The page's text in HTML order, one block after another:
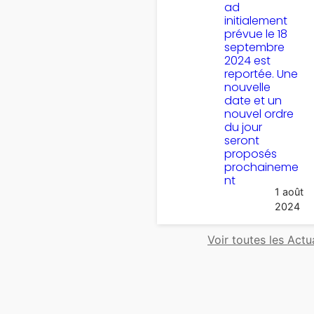
ad
initialement
prévue le 18
septembre
2024 est
reportée. Une
nouvelle
date et un
nouvel ordre
du jour
seront
proposés
prochaineme
nt
1 août
2024
Voir toutes les